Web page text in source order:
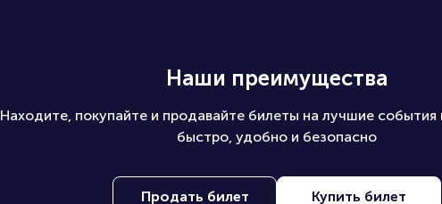
Наши преимущества
Находите, покупайте и продавайте билеты на лучшие события
быстро, удобно и безопасно
Продать билет Купить билет